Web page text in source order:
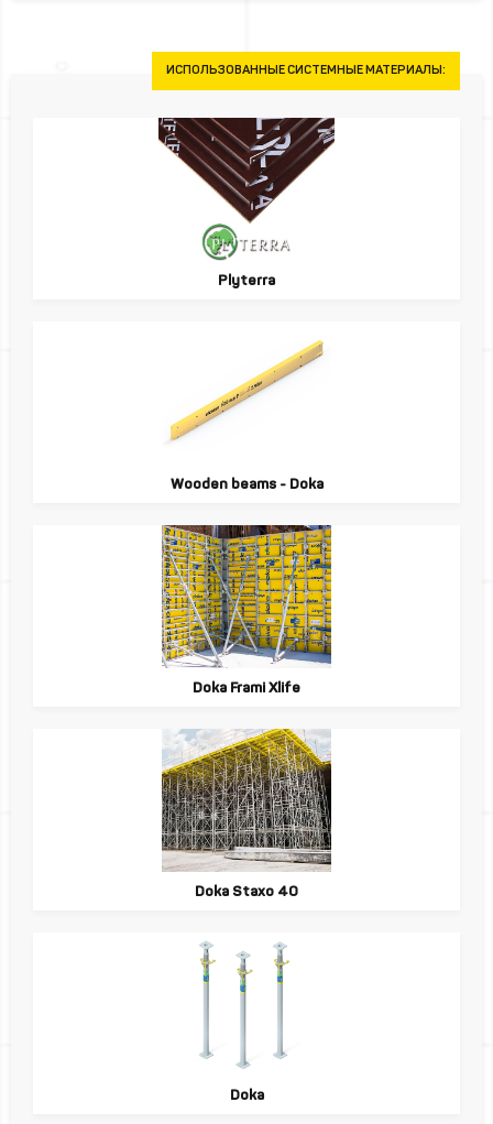
Plyterra
Wooden beams - Doka
Doka Frami Xlife
Doka Staxo 40
Doka
ИСПОЛЬЗОВАННЫЕ СИСТЕМНЫЕ МАТЕРИАЛЫ: